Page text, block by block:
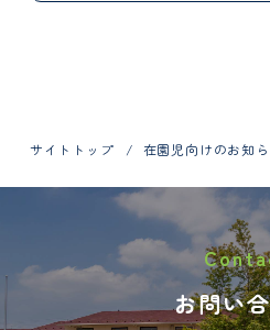
お問い合わせはお
048-
サイトトップ 在園児向けのお知
お問い